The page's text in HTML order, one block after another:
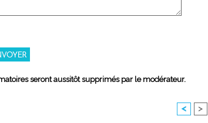
seront aussitôt supprimés par le modérateur.
< >